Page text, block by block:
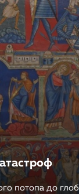
потопа до